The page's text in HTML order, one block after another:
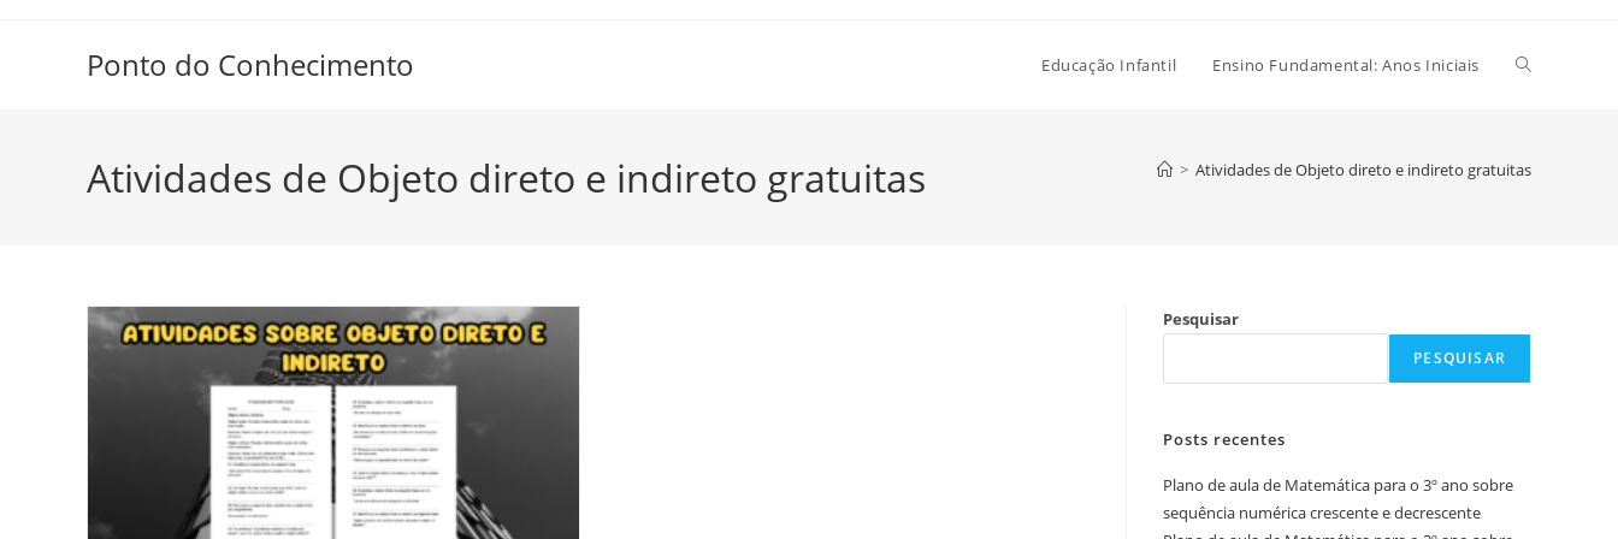
Ponto do Conhecimento Educação Infantil Ensino Fundamental: Anos Iniciais Alternar
site
Atividades de Objeto direto e indireto gratuitas > Atividades de Objeto direto e indireto gratuitas
Pesquisar
PESQUISAR
Posts recentes
Plano de aula de Matemática para o 3º ano sobre
sequência numérica crescente e decrescente